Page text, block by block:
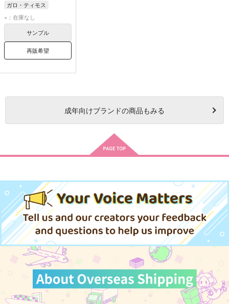
ガロ・ティモス
リオ・フォーティア
×：在庫なし
サンプル
再販希望
成年向けブランドの商品もみる